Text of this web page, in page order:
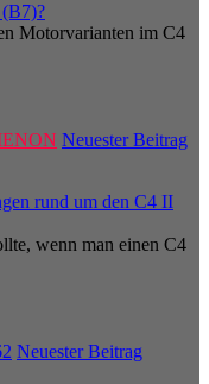
Motorvarianten im C4
Neuester Beitrag
rund um den C4 II
wenn man einen C4
Neuester Beitrag